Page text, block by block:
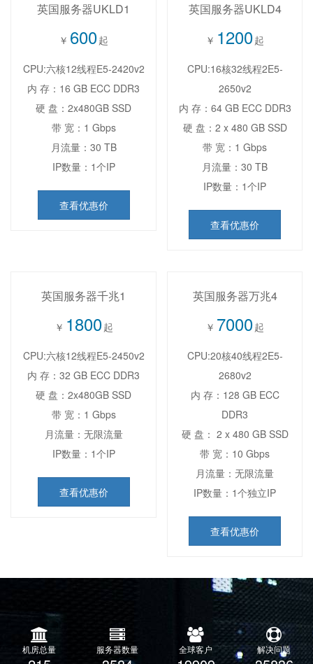
英国服务器UKLD1
￥ 600起
CPU:六核12线程E5-2420v2
内 存：16 GB ECC DDR3
硬 盘：2x480GB SSD
带 宽：1 Gbps
月流量：30 TB
IP数量：1个IP
查看优惠价
英国服务器UKLD4
￥ 1200起
CPU:16核32线程2E5-
2650v2
内 存：64 GB ECC DDR3
硬 盘：2 x 480 GB SSD
带 宽：1 Gbps
月流量：30 TB
IP数量：1个IP
查看优惠价
英国服务器千兆1
￥ 1800起
CPU:六核12线程E5-2450v2
内 存：32 GB ECC DDR3
硬 盘：2x480GB SSD
带 宽：1 Gbps
月流量：无限流量
IP数量：1个IP
查看优惠价
英国服务器万兆4
￥ 7000起
CPU:20核40线程2E5-
2680v2
内 存：128 GB ECC
DDR3
硬 盘： 2 x 480 GB SSD
带 宽：10 Gbps
月流量：无限流量
IP数量：1个独立IP
查看优惠价
机房总量 服务器数量 全球客户 解决问题